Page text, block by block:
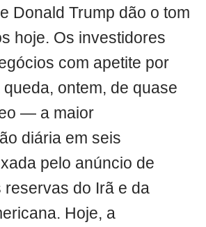
Donald Trump dão o tom
hoje. Os investidores
com apetite por
ontem, de quase
— a maior
diária em seis
pelo anúncio de
reservas do Irã e da
Hoje, a